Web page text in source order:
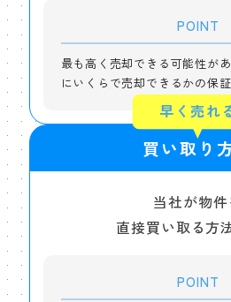
ライオンズマンション狭山第
狭山市上赤坂の土地 ご成約し
マンション 西武狭山台ハイツV 2階 ご成約
黒須団地7号棟 2階 ご成約しま
狭山台団地2街区12号棟 2階 ご
POINT
最も高く売却できる可能性が
にいくらで売却できるかの保
早く売れ
買い取り
当社が物件
直接買い取る方
POINT